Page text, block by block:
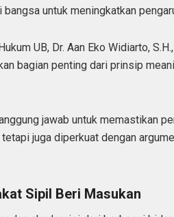
untuk meningkatkan
UB, Dr. Aan Eko Widiarto,
bagian penting dari prinsip
jawab untuk memastikan
juga diperkuat dengan
Sipil Beri Masukan